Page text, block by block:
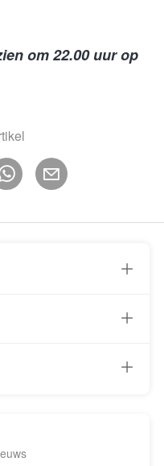
om 22.00 uur op